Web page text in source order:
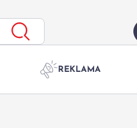
REKLAMA